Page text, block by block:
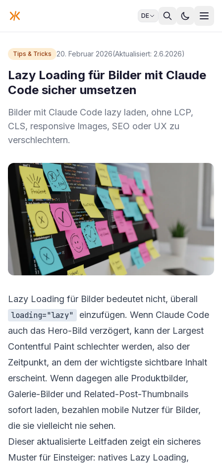
DE
Tips & Tricks 20. Februar 2026(Aktualisiert: 2.6.2026)
Lazy Loading für Bilder mit Claude
Code sicher umsetzen
Bilder mit Claude Code lazy laden, ohne LCP,
CLS, responsive Images, SEO oder UX zu
verschlechtern.
Lazy Loading für Bilder bedeutet nicht, überall
loading="lazy"
einzufügen. Wenn Claude Code
auch das Hero-Bild verzögert, kann der Largest
Contentful Paint schlechter werden, also der
Zeitpunkt, an dem der wichtigste sichtbare Inhalt
erscheint. Wenn dagegen alle Produktbilder,
Galerie-Bilder und Related-Post-Thumbnails
sofort laden, bezahlen mobile Nutzer für Bilder,
die sie vielleicht nie sehen.
Dieser aktualisierte Leitfaden zeigt ein sicheres
Muster für Einsteiger: natives Lazy Loading,